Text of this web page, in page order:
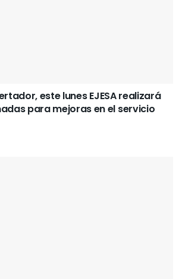
este lunes EJESA realizará
para mejoras en el servicio